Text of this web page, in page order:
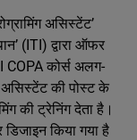
असिस्टेंट’
(ITI) द्वारा ऑफर
कोर्स अलग-
की पोस्ट के
की ट्रेनिंग देता है।
किया गया है